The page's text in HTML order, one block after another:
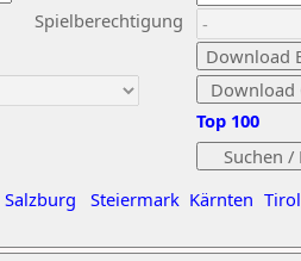
Spielberechtigung
Salzburg Steiermark Kärnten Tirol
Top 100